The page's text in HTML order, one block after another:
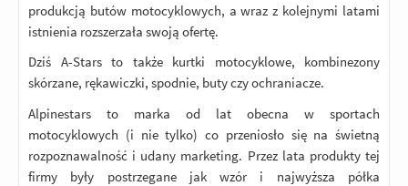
produkcją butów motocyklowych, a wraz z kolejnymi latami
istnienia rozszerzała swoją ofertę.
Dziś A-Stars to także kurtki motocyklowe, kombinezony
skórzane, rękawiczki, spodnie, buty czy ochraniacze.
Alpinestars to marka od lat obecna w sportach
motocyklowych (i nie tylko) co przeniosło się na świetną
rozpoznawalność i udany marketing. Przez lata produkty tej
firmy były postrzegane jak wzór i najwyższa półka